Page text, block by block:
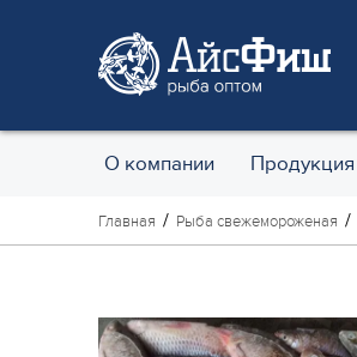
О компании Продукция
Главная Рыба свежемороженая